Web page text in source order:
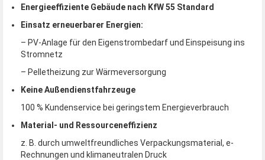
Energieeffiziente Gebäude nach KfW 55 Standard
Einsatz erneuerbarer Energien:
– PV-Anlage für den Eigenstrombedarf und Einspeisung ins
Stromnetz
– Pelletheizung zur Wärmeversorgung
Keine Außendienstfahrzeuge
100 % Kundenservice bei geringstem Energieverbrauch
Material- und Ressourceneffizienz
z. B. durch umweltfreundliches Verpackungsmaterial, e-
Rechnungen und klimaneutralen Druck